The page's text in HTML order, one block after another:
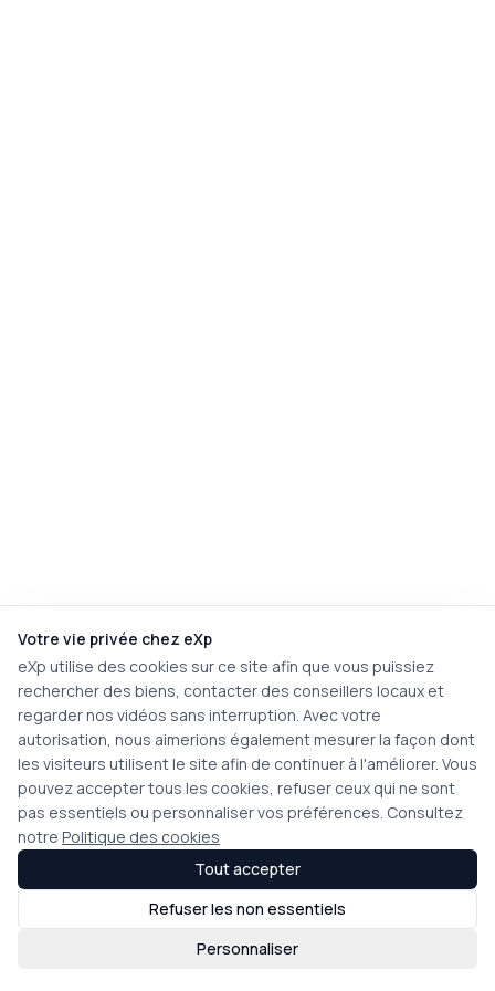
Votre vie privée chez eXp
eXp utilise des cookies sur ce site afin que vous puissiez
rechercher des biens, contacter des conseillers locaux et
regarder nos vidéos sans interruption. Avec votre
autorisation, nous aimerions également mesurer la façon dont
les visiteurs utilisent le site afin de continuer à l'améliorer. Vous
pouvez accepter tous les cookies, refuser ceux qui ne sont
pas essentiels ou personnaliser vos préférences. Consultez
notre Politique des cookies
Personnaliser
Refuser les non essentiels
Tout accepter